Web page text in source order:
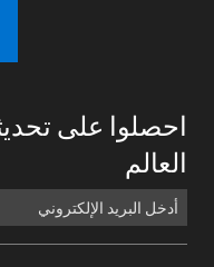
احصلوا على
العالم